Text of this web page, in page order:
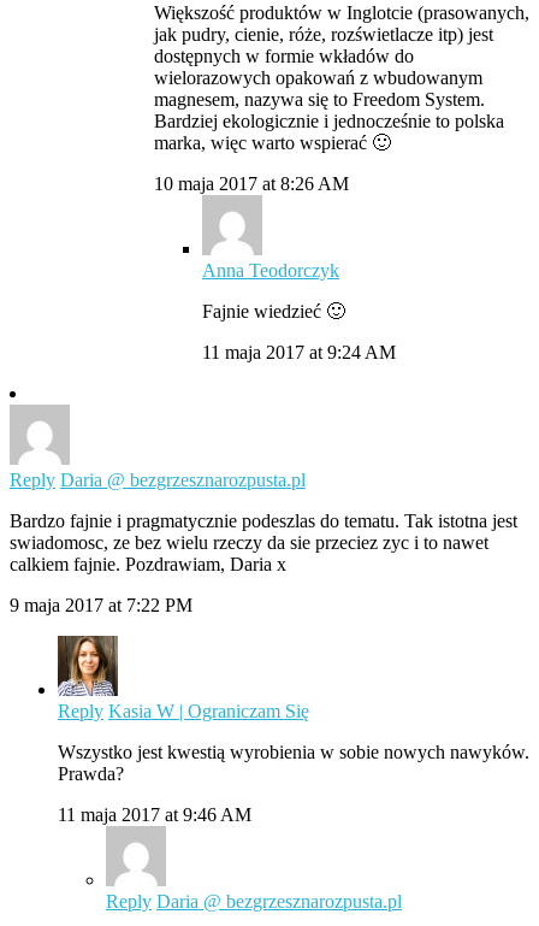
Większość produktów w Inglotcie (prasowanych,
jak pudry, cienie, róże, rozświetlacze itp) jest
dostępnych w formie wkładów do
wielorazowych opakowań z wbudowanym
magnesem, nazywa się to Freedom System.
Bardziej ekologicznie i jednocześnie to polska
marka, więc warto wspierać 🙂
10 maja 2017 at 8:26 AM
Anna Teodorczyk
Fajnie wiedzieć 🙂
11 maja 2017 at 9:24 AM
Reply Daria @ bezgrzesznarozpusta.pl
Bardzo fajnie i pragmatycznie podeszlas do tematu. Tak istotna jest
swiadomosc, ze bez wielu rzeczy da sie przeciez zyc i to nawet
calkiem fajnie. Pozdrawiam, Daria x
9 maja 2017 at 7:22 PM
Reply Kasia W | Ograniczam Się
Wszystko jest kwestią wyrobienia w sobie nowych nawyków.
Prawda?
11 maja 2017 at 9:46 AM
Reply Daria @ bezgrzesznarozpusta.pl